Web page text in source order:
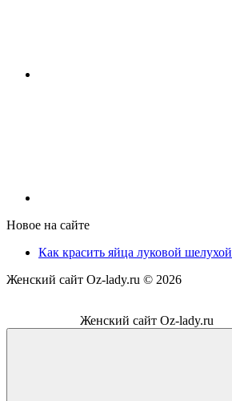
Новое на сайте
Как красить яйца луковой шелухой
Женский сайт Oz-lady.ru © 2026
Женский сайт Oz-lady.ru